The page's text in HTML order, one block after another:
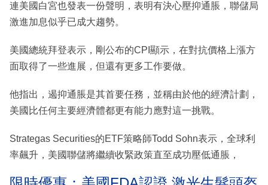
連美國白宮也發表一份聲明，表明有決心壓抑通脹，聯儲局
激進加息似乎已成大趨勢。
美國總統拜登表示，剛公布的CPI顯示，在對抗價格上漲方
面取得了一些進展，但還有更多工作要做。
他指出，遏抑通脹是其首要任務，並稱由於他的經濟計劃，
美國比任何主要經濟體都更有能力應對這一挑戰。
Strategas Securities的ETF策略師Todd Sohn表示，全球利
率飆升，美國聯儲將繼續收緊政策直至成功壓低通脹，